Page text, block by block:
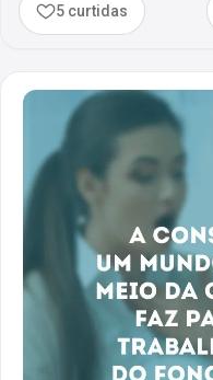
5 curtidas